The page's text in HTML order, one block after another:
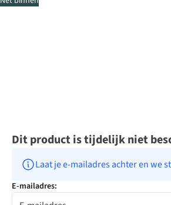
Dit product is tijdelijk niet
Laat je e-mailadres achter en we
E-mailadres: